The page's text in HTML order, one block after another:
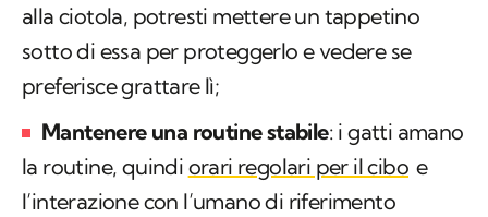
alla ciotola, potresti mettere un tappetino
sotto di essa per proteggerlo e vedere se
preferisce grattare lì;
Mantenere una routine stabile: i gatti amano
la routine, quindi orari regolari per il cibo e
l’interazione con l’umano di riferimento